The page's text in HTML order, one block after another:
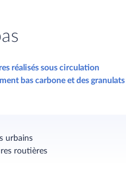
réalisés sous circulation
bas carbone et des granulats
urbains
routières